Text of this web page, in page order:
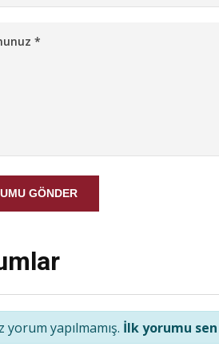
GÖNDER
yorum yapılmamış. İlk yorumu